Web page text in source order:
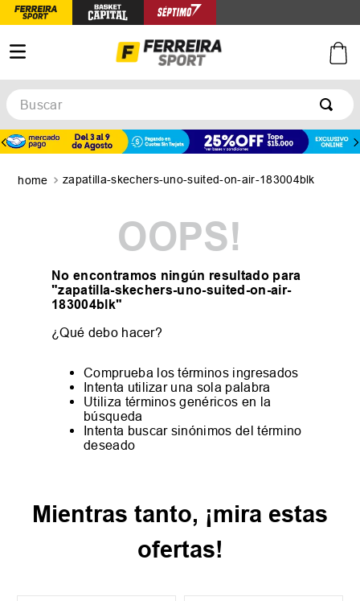
Buscar
zapatilla-skechers-uno-suited-on-air-183004blk
OOPS!
No encontramos ningún resultado para
"zapatilla-skechers-uno-suited-on-air-
183004blk"
¿Qué debo hacer?
Comprueba los términos ingresados
Intenta utilizar una sola palabra
Utiliza términos genéricos en la
búsqueda
Intenta buscar sinónimos del término
deseado
Mientras tanto, ¡mira estas
ofertas!
TÉRMINOS MÁS BUSCADOS
zapatillas
zapatillas mujer
zapatillas adidas